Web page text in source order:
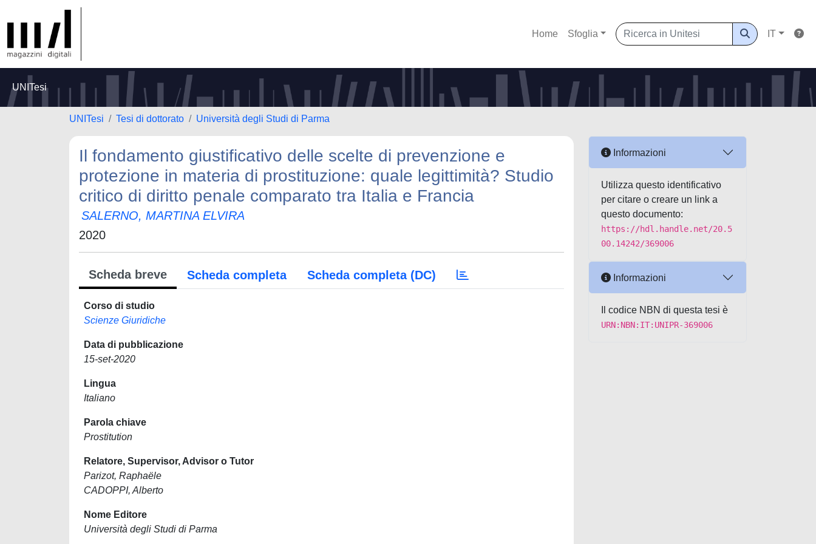
Home Sfoglia IT
UNITesi
UNITesi Tesi di dottorato Università degli Studi di Parma
Il fondamento giustificativo delle scelte di prevenzione e
protezione in materia di prostituzione: quale legittimità? Studio
critico di diritto penale comparato tra Italia e Francia
SALERNO, MARTINA ELVIRA
2020
Scheda breve Scheda completa Scheda completa (DC)
Corso di studio
Scienze Giuridiche
Data di pubblicazione
15-set-2020
Lingua
Italiano
Parola chiave
Prostitution
Relatore, Supervisor, Advisor o Tutor
Parizot, Raphaële
CADOPPI, Alberto
Nome Editore
Università degli Studi di Parma
Informazioni
Utilizza questo identificativo
per citare o creare un link a
questo documento:
https://hdl.handle.net/20.5
00.14242/369006
Informazioni
Il codice NBN di questa tesi è
URN:NBN:IT:UNIPR-369006